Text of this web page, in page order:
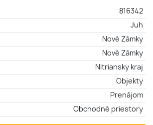
816342
Juh
Nové Zámky
Nové Zámky
Nitriansky kraj
Objekty
Prenájom
Obchodné priestory